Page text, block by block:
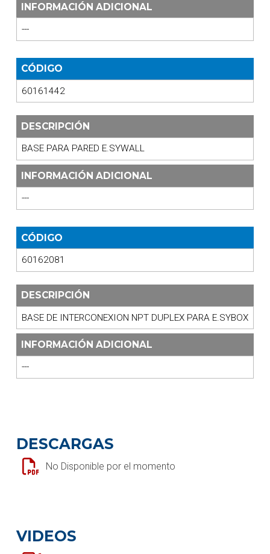
INFORMACIÓN ADICIONAL
---
CÓDIGO
60161442
DESCRIPCIÓN
BASE PARA PARED E.SYWALL
INFORMACIÓN ADICIONAL
---
CÓDIGO
60162081
DESCRIPCIÓN
BASE DE INTERCONEXION NPT DUPLEX PARA E.SYBOX
INFORMACIÓN ADICIONAL
---
DESCARGAS
No Disponible por el momento
VIDEOS